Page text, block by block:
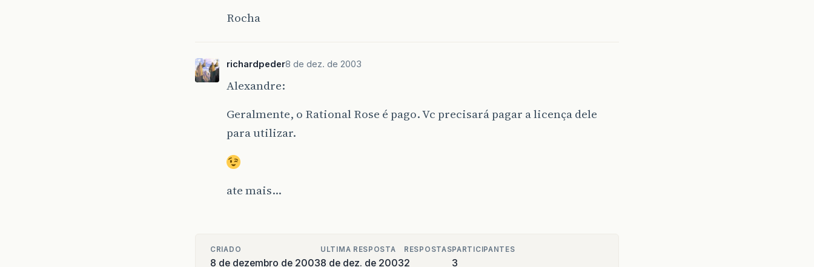
Rocha
richardpeder8 de dez. de 2003
Alexandre:
Geralmente, o Rational Rose é pago. Vc precisará pagar a licença dele
para utilizar.
ate mais…
CRIADO
8 de dezembro de 2003
ULTIMA RESPOSTA
8 de dez. de 2003
RESPOSTAS
2
PARTICIPANTES
3